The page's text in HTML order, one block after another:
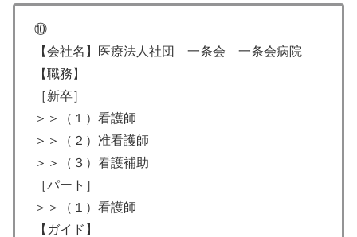
⑩
【会社名】医療法人社団 一条会 一条会病院
【職務】
［新卒］
＞＞（１）看護師
＞＞（２）准看護師
＞＞（３）看護補助
［パート］
＞＞（１）看護師
【ガイド】